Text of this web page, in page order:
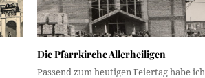
Die Pfarrkirche Allerheiligen
Passend zum heutigen Feiertag habe ich